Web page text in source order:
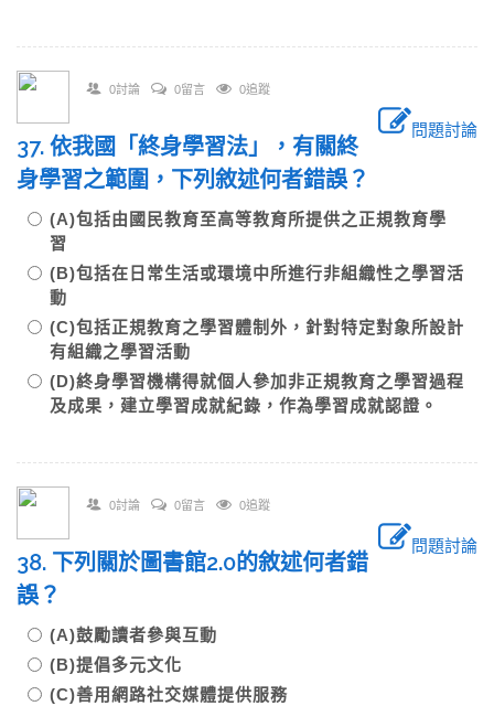
0討論 0留言 0追蹤
問題討論
37. 依我國「終身學習法」，有關終
身學習之範圍，下列敘述何者錯誤？
(A)包括由國民教育至高等教育所提供之正規教育學
習
(B)包括在日常生活或環境中所進行非組織性之學習活
動
(C)包括正規教育之學習體制外，針對特定對象所設計
有組織之學習活動
(D)終身學習機構得就個人參加非正規教育之學習過程
及成果，建立學習成就紀錄，作為學習成就認證。
0討論 0留言 0追蹤
問題討論
38. 下列關於圖書館2.0的敘述何者錯
誤？
(A)鼓勵讀者參與互動
(B)提倡多元文化
(C)善用網路社交媒體提供服務